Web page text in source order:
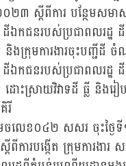
០២៣ ស្តីពីការ បន្ថែមសម
ដីឯកជនរបស់ប្រជាពលរ
ងក្រុមការងារចុះបញ្ជីដី ចំ
ដីឯកជនរបស់ប្រជាពលរដ្
ោះស្រាយវិវាទដី ធ្លី និងរៀ
រី
ចលេខ០៤២ សសរ ចុះថ្ងៃ
ពីការបង្កើត ក្រុមការងា